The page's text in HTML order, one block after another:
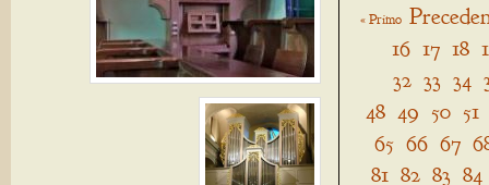
« Primo
16 17 18
32 33 34
48 49 50 51
65 66 67
81 82 83 84